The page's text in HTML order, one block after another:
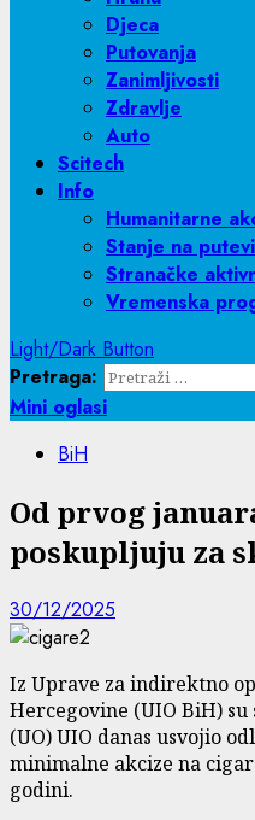
Djeca
Putovanja
Zanimljivosti
Zdravlje
Auto
Scitech
Info
Humanitarne
Stanje na
Stranačke
Vremenska
Light/Dark Button
Pretraga:
Mini oglasi
BiH
Od prvog
poskupljuju za
30/12/2025
Iz Uprave za indirektno
Hercegovine (UIO BiH)
(UO) UIO danas usvojio
minimalne akcize na
godini.